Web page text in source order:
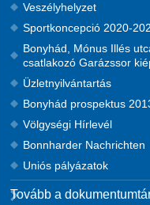
Veszélyhelyzet
Sportkoncepció 2020-
Bonyhád, Mónus Illés
csatlakozó Garázssor
Üzletnyilvántartás
Bonyhád prospektus
Völgységi Hírlevél
Bonnharder Nachrichten
Uniós pályázatok
Tovább a